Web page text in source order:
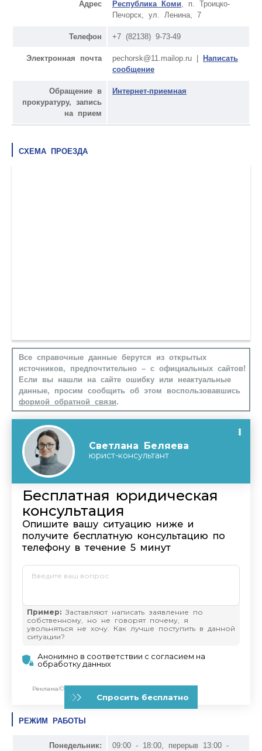
Адрес Республика Коми , п. Троицко-
Печорск, ул. Ленина, 7
Телефон +7 (82138) 9-73-49
Электронная почта pechorsk@11.mailop.ru |
Написать
сообщение
Обращение в
прокуратуру, запись
на прием
Интернет-приемная
СХЕМА ПРОЕЗДА
Все справочные данные берутся из открытых
источников, предпочтительно – с официальных сайтов!
Если вы нашли на сайте ошибку или неактуальные
данные, просим сообщить об этом воспользовавшись
формой обратной связи.
РЕЖИМ РАБОТЫ
Понедельник:
09:00 - 18:00, перерыв 13:00 -